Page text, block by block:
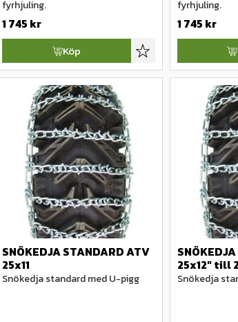
favoriter
fyrhjuling.
1 745 kr
Lägg till i favoriter
Köp
fyrhjuling.
1 745 kr
SNÖKEDJA STANDARD ATV
25x11
Snökedja standard med U-pigg
25x12" till
Snökedja